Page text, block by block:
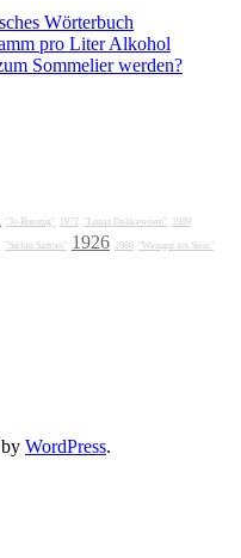
Wörterbuch
pro Liter Alkohol
Sommelier werden?
"Jo Breunig" 1972 "Lunas Delikatessen" 1989
"Stefan Sattran" 1926 1986 "Weingut am Stein"
WordPress.